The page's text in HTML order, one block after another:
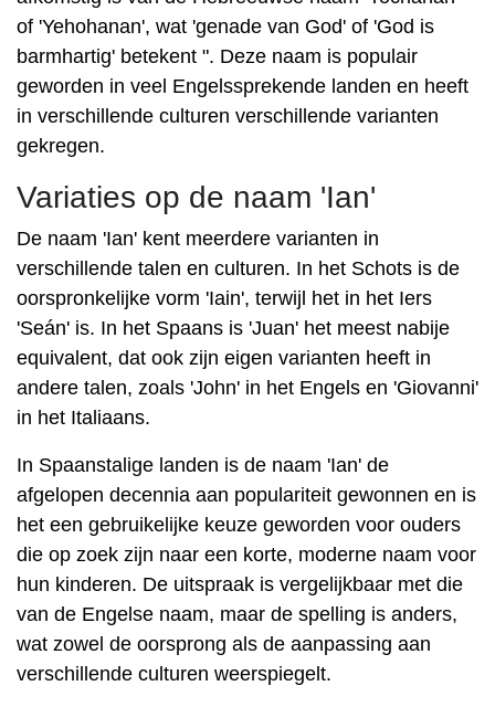
of 'Yehohanan', wat 'genade van God' of 'God is
barmhartig' betekent ". Deze naam is populair
geworden in veel Engelssprekende landen en heeft
in verschillende culturen verschillende varianten
gekregen.
Variaties op de naam 'Ian'
De naam 'Ian' kent meerdere varianten in
verschillende talen en culturen. In het Schots is de
oorspronkelijke vorm 'Iain', terwijl het in het Iers
'Seán' is. In het Spaans is 'Juan' het meest nabije
equivalent, dat ook zijn eigen varianten heeft in
andere talen, zoals 'John' in het Engels en 'Giovanni'
in het Italiaans.
In Spaanstalige landen is de naam 'Ian' de
afgelopen decennia aan populariteit gewonnen en is
het een gebruikelijke keuze geworden voor ouders
die op zoek zijn naar een korte, moderne naam voor
hun kinderen. De uitspraak is vergelijkbaar met die
van de Engelse naam, maar de spelling is anders,
wat zowel de oorsprong als de aanpassing aan
verschillende culturen weerspiegelt.